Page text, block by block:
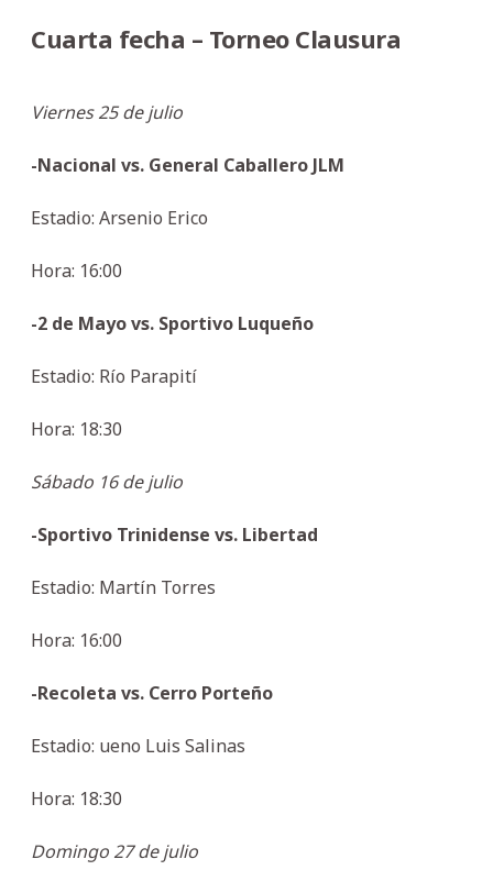
Cuarta fecha – Torneo Clausura
Viernes 25 de julio
-Nacional vs. General Caballero JLM
Estadio: Arsenio Erico
Hora: 16:00
-2 de Mayo vs. Sportivo Luqueño
Estadio: Río Parapití
Hora: 18:30
Sábado 16 de julio
-Sportivo Trinidense vs. Libertad
Estadio: Martín Torres
Hora: 16:00
-Recoleta vs. Cerro Porteño
Estadio: ueno Luis Salinas
Hora: 18:30
Domingo 27 de julio